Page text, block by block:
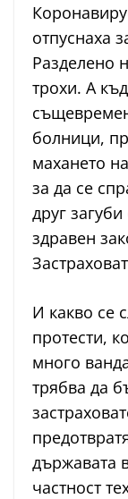
отпуснаха
Разделено
трохи. А
болници,
махането
за да се
друг
здравен
И какво се
протести,
много
трябва да
държавата
частност